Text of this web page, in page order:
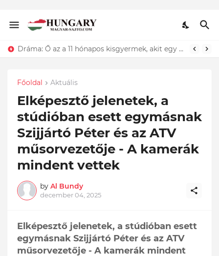
Elhagyott a férjem egy fiatal nőért. Engem meg mindenki bolondnak néz, amiért ebédet hordok neki, hogy...
Főoldal Aktuális
Elképesztő jelenetek, a
stúdióban esett egymásnak
Szijjártó Péter és az ATV
műsorvezetője - A kamerák
mindent vettek
by Al Bundy
december 04, 2025
Elképesztő jelenetek, a stúdióban esett
egymásnak Szijjártó Péter és az ATV
műsorvezetője - A kamerák mindent